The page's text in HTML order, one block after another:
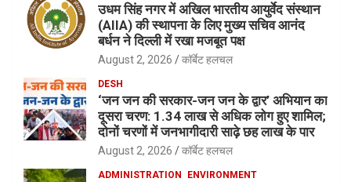
उधम सिंह नगर में अखिल भारतीय आयुर्वेद संस्थान
(AIIA) की स्थापना के लिए मुख्य सचिव आनंद
बर्धन ने दिल्ली में रखा मजबूत पक्ष
August 2, 2026 कॉर्बेट हलचल
DESH
‘जन जन की सरकार-जन जन के द्वार’ अभियान का
दूसरा चरण: 1.34 लाख से अधिक लोग हुए शामिल;
दोनों चरणों में जनभागीदारी साढ़े छह लाख के पार
August 2, 2026 कॉर्बेट हलचल
ADMINISTRATION ENVIRONMENT